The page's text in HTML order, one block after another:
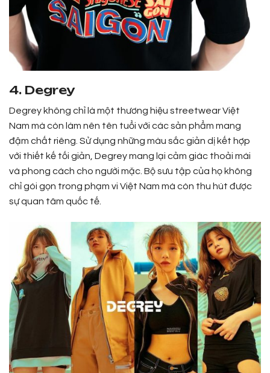
4. Degrey
Degrey không chỉ là một thương hiệu streetwear Việt
Nam mà còn làm nên tên tuổi với các sản phẩm mang
đậm chất riêng. Sử dụng những màu sắc giản dị kết hợp
với thiết kế tối giản, Degrey mang lại cảm giác thoải mái
và phong cách cho người mặc. Bộ sưu tập của họ không
chỉ gói gọn trong phạm vi Việt Nam mà còn thu hút được
sự quan tâm quốc tế.